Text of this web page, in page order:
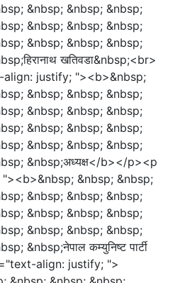
&nbsp; &nbsp; &nbsp;
&nbsp; &nbsp; &nbsp;
&nbsp; &nbsp; &nbsp;
खतिवडा&nbsp;<br>
justify; "><b>&nbsp;
&nbsp; &nbsp; &nbsp;
&nbsp; &nbsp; &nbsp;
&nbsp; &nbsp; &nbsp;
&nbsp; &nbsp; &nbsp;
&nbsp;अध्यक्ष</b></p><p
&nbsp; &nbsp;
&nbsp; &nbsp; &nbsp;
&nbsp; &nbsp; &nbsp;
&nbsp; &nbsp; &nbsp;
&nbsp;नेपाल कम्युनिष्ट पार्टी
align: justify; ">